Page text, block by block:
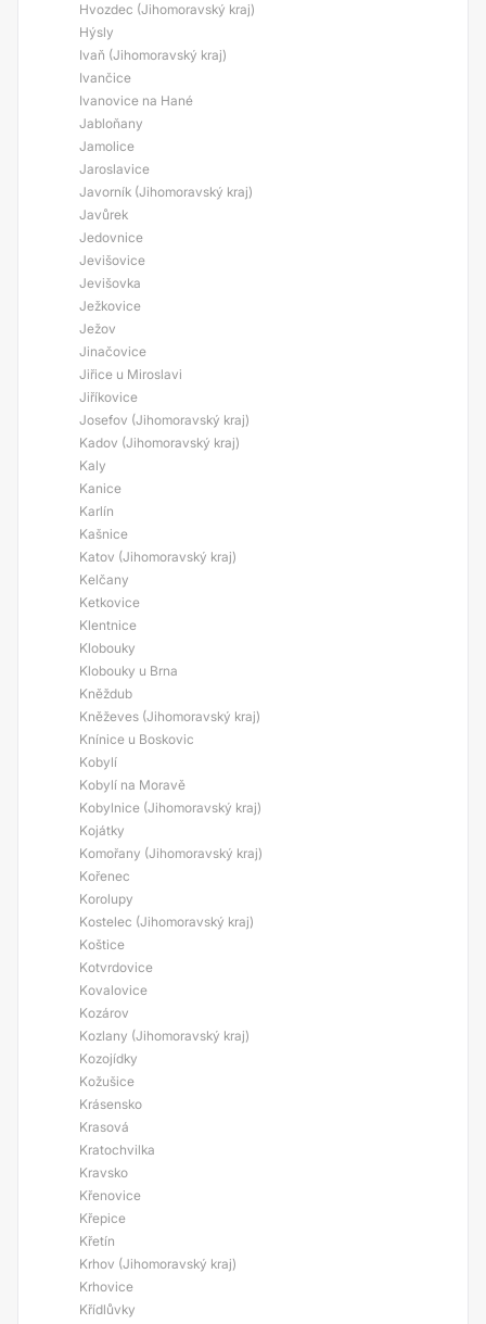
Hvozdec (Jihomoravský kraj)
Hýsly
Ivaň (Jihomoravský kraj)
Ivančice
Ivanovice na Hané
Jabloňany
Jamolice
Jaroslavice
Javorník (Jihomoravský kraj)
Javůrek
Jedovnice
Jevišovice
Jevišovka
Ježkovice
Ježov
Jinačovice
Jiřice u Miroslavi
Jiříkovice
Josefov (Jihomoravský kraj)
Kadov (Jihomoravský kraj)
Kaly
Kanice
Karlín
Kašnice
Katov (Jihomoravský kraj)
Kelčany
Ketkovice
Klentnice
Klobouky
Klobouky u Brna
Kněždub
Kněževes (Jihomoravský kraj)
Knínice u Boskovic
Kobylí
Kobylí na Moravě
Kobylnice (Jihomoravský kraj)
Kojátky
Komořany (Jihomoravský kraj)
Kořenec
Korolupy
Kostelec (Jihomoravský kraj)
Koštice
Kotvrdovice
Kovalovice
Kozárov
Kozlany (Jihomoravský kraj)
Kozojídky
Kožušice
Krásensko
Krasová
Kratochvilka
Kravsko
Křenovice
Křepice
Křetín
Krhov (Jihomoravský kraj)
Krhovice
Křídlůvky